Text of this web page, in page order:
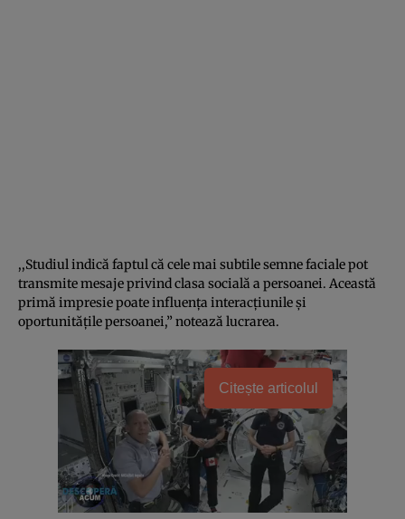
,,Studiul indică faptul că cele mai subtile semne faciale pot
transmite mesaje privind clasa socială a persoanei. Această
primă impresie poate influenţa interacţiunile şi
oportunităţile persoanei,” notează lucrarea.
Citește articolul